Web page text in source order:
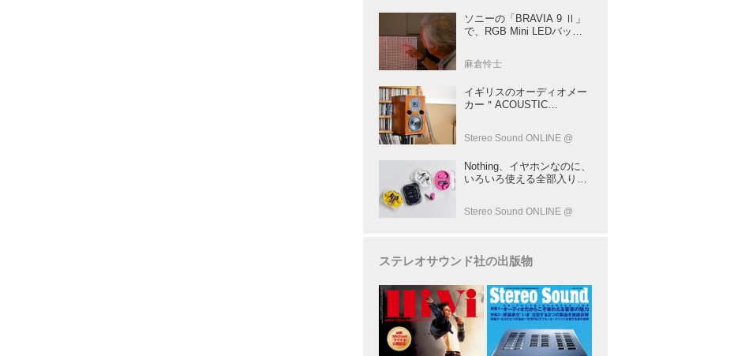
ソニーの「BRAVIA 9 Ⅱ」
で、RGB Mini LEDバック
リー” だ（後）：麻倉怜士
137
麻倉怜士
イギリスのオーディオメー
カー＂ACOUSTIC
「AE1」の40周年記念モデ
Stereo Sound ONLINE @
Nothing、イヤホンなのに、
いろいろ使える全部入りモ
会話も録音できる
Stereo Sound ONLINE @
ステレオサウンド社の出版物